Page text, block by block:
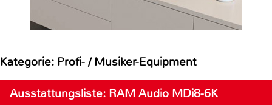
Kategorie: Profi- / Musiker-Equipment
Ausstattungsliste: RAM Audio MDi8-6K